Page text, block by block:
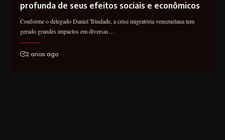
profunda de seus efeitos sociais e econômicos
Conforme o delegado Daniel Trindade, a crise migratória venezuelana tem
gerado grandes impactos em diversas…
2 anos ago